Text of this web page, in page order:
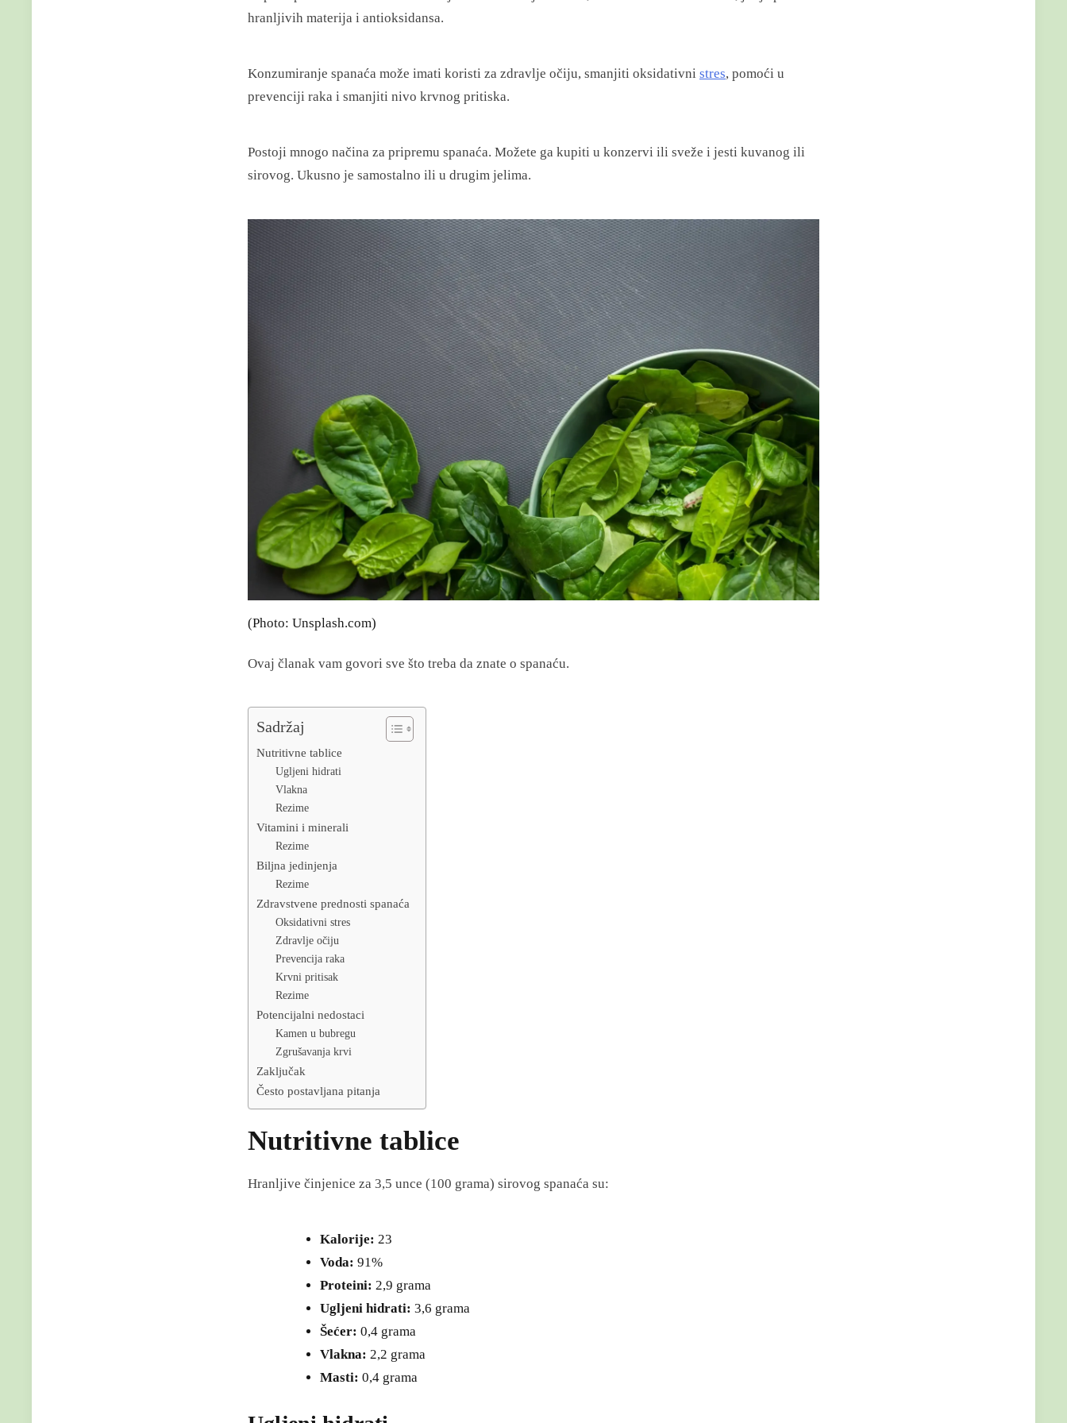
hranljivih materija i antioksidansa.
Konzumiranje spanaća može imati koristi za zdravlje očiju, smanjiti oksidativni stres, pomoći u
prevenciji raka i smanjiti nivo krvnog pritiska.
Postoji mnogo načina za pripremu spanaća. Možete ga kupiti u konzervi ili sveže i jesti kuvanog ili
sirovog. Ukusno je samostalno ili u drugim jelima.
(Photo: Unsplash.com)
Ovaj članak vam govori sve što treba da znate o spanaću.
Sadržaj
Nutritivne tablice
Ugljeni hidrati
Vlakna
Rezime
Vitamini i minerali
Rezime
Biljna jedinjenja
Rezime
Zdravstvene prednosti spanaća
Oksidativni stres
Zdravlje očiju
Prevencija raka
Krvni pritisak
Rezime
Potencijalni nedostaci
Kamen u bubregu
Zgrušavanja krvi
Zaključak
Često postavljana pitanja
Nutritivne tablice
Hranljive činjenice za 3,5 unce (100 grama) sirovog spanaća su:
Kalorije: 23
Voda: 91%
Proteini: 2,9 grama
Ugljeni hidrati: 3,6 grama
Šećer: 0,4 grama
Vlakna: 2,2 grama
Masti: 0,4 grama